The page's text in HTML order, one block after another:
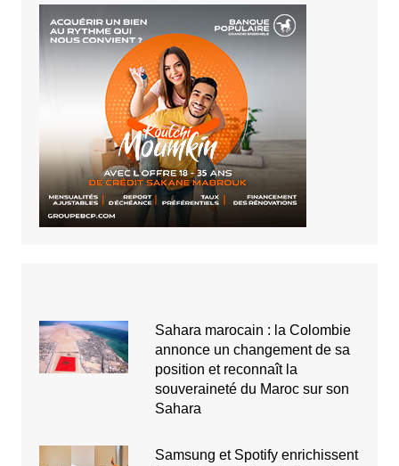
Sahara marocain : la Colombie
annonce un changement de sa
position et reconnaît la
souveraineté du Maroc sur son
Sahara
Samsung et Spotify enrichissent